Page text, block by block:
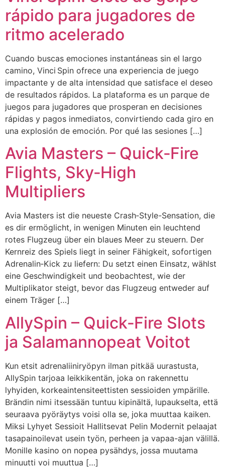
rápido para jugadores de
ritmo acelerado
Cuando buscas emociones instantáneas sin el largo
camino, Vinci Spin ofrece una experiencia de juego
impactante y de alta intensidad que satisface el deseo
de resultados rápidos. La plataforma es un parque de
juegos para jugadores que prosperan en decisiones
rápidas y pagos inmediatos, convirtiendo cada giro en
una explosión de emoción. Por qué las sesiones […]
Avia Masters – Quick‑Fire
Flights, Sky‑High
Multipliers
Avia Masters ist die neueste Crash‑Style-Sensation, die
es dir ermöglicht, in wenigen Minuten ein leuchtend
rotes Flugzeug über ein blaues Meer zu steuern. Der
Kernreiz des Spiels liegt in seiner Fähigkeit, sofortigen
Adrenalin‑Kick zu liefern: Du setzt einen Einsatz, wählst
eine Geschwindigkeit und beobachtest, wie der
Multiplikator steigt, bevor das Flugzeug entweder auf
einem Träger […]
AllySpin – Quick‑Fire Slots
ja Salamannopeat Voitot
Kun etsit adrenaliiniryöpyn ilman pitkää uurastusta,
AllySpin tarjoaa leikkikentän, joka on rakennettu
lyhyiden, korkeaintensiteettisten sessioiden ympärille.
Brändin nimi itsessään tuntuu kipinältä, lupaukselta, että
seuraava pyöräytys voisi olla se, joka muuttaa kaiken.
Miksi Lyhyet Sessioit Hallitsevat Pelin Modernit pelaajat
tasapainoilevat usein työn, perheen ja vapaa-ajan välillä.
Monille kasino on nopea pysähdys, jossa muutama
minuutti voi muuttua […]